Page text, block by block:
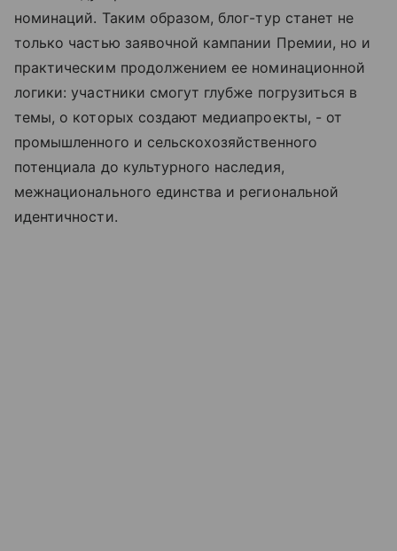
номинаций. Таким образом, блог-тур станет не
только частью заявочной кампании Премии, но и
практическим продолжением ее номинационной
логики: участники смогут глубже погрузиться в
темы, о которых создают медиапроекты, - от
промышленного и сельскохозяйственного
потенциала до культурного наследия,
межнационального единства и региональной
идентичности.